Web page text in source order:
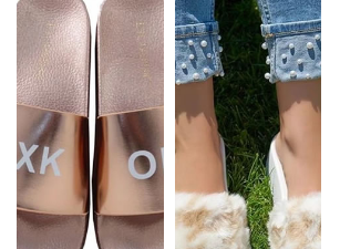
Maturin, Maracay, Merida, Margarita
Venta de zapatos por internet en Caracas
Venta de zapatos por internet en Maracaibo
Venta de zapatos por internet en Valencia
Venta de zapatos por internet en Barquisimeto
Venta de zapatos por internet en Barcelona
Venta de zapatos por internet en Maturin
Venta de zapatos por internet en Maracay
Venta de zapatos por internet en Merida
Venta de zapatos por internet en Margarita
Venta de zapatos por internet en Caracas, Maracaibo,
Barcelona, Maturin, Maracay, Merida, Margarita